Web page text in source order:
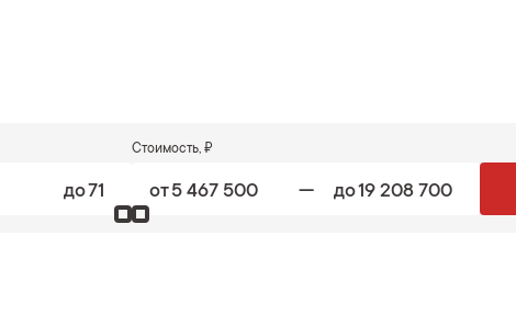
до
Стоимость, ₽
от — до